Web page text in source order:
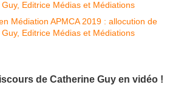
de Catherine Guy en vidéo !